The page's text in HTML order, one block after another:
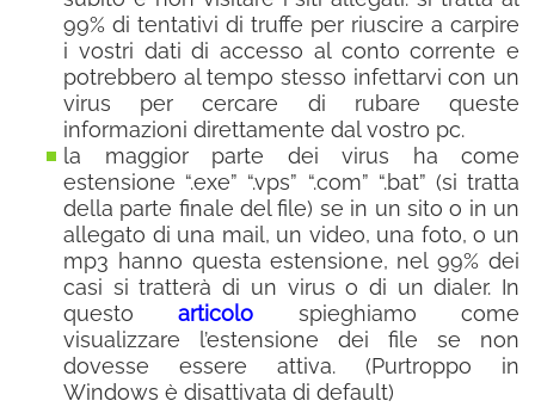
99% di tentativi di truffe per riuscire a carpire
i vostri dati di accesso al conto corrente e
potrebbero al tempo stesso infettarvi con un
virus per cercare di rubare queste
informazioni direttamente dal vostro pc.
la maggior parte dei virus ha come
estensione “.exe” “.vps” “.com” “.bat” (si tratta
della parte finale del file) se in un sito o in un
allegato di una mail, un video, una foto, o un
mp3 hanno questa estensione, nel 99% dei
casi si tratterà di un virus o di un dialer. In
questoarticolo spieghiamo come
visualizzare l’estensione dei file se non
dovesse essere attiva. (Purtroppo in
Windows è disattivata di default)